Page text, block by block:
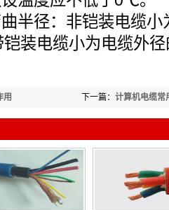
径：非铠装电缆小
装电缆小为电缆外径
下一篇： 计算机电缆常
用